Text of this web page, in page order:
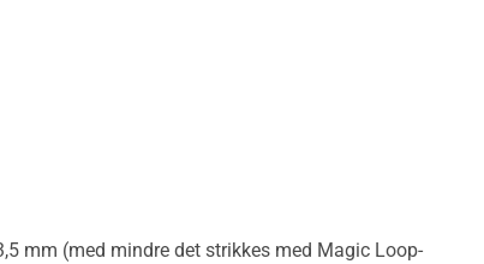
mm (med mindre det strikkes med Magic Loop-